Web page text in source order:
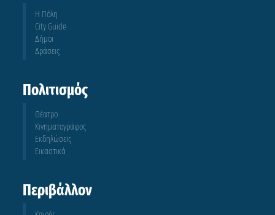
Η Πόλη
City Guide
Δήμοι
Δράσεις
Πολιτισμός
Θέατρο
Κινηματογράφος
Εκδηλώσεις
Εικαστικά
Περιβάλλον